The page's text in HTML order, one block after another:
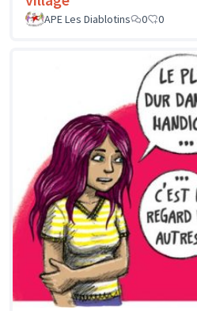
APE Les Diablotins
0 0